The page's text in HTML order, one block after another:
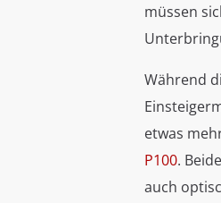
müssen
Während
etwas
P100.
auch